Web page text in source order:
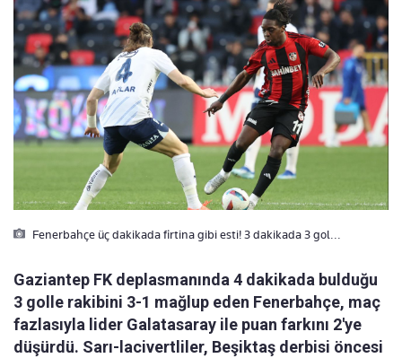
Fenerbahçe üç dakikada firtina gibi esti! 3 dakikada 3 gol...
Gaziantep FK deplasmanında 4 dakikada bulduğu
3 golle rakibini 3-1 mağlup eden Fenerbahçe, maç
fazlasıyla lider Galatasaray ile puan farkını 2'ye
düşürdü. Sarı-lacivertliler, Beşiktaş derbisi öncesi